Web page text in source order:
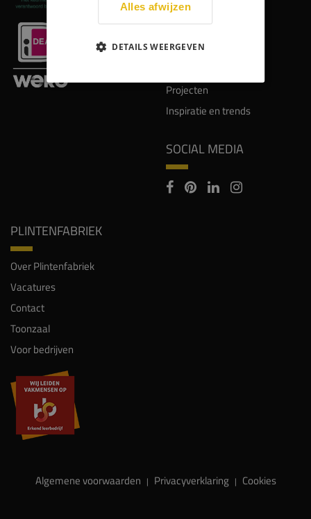
Uitschrijven
INSPIRATIE
Projecten
Inspiratie en trends
SOCIAL MEDIA
PLINTENFABRIEK
Over Plintenfabriek
Vacatures
Contact
Toonzaal
Voor bedrijven
Algemene voorwaarden | Privacyverklaring | Cookies
Alles afwijzen
DETAILS WEERGEVEN